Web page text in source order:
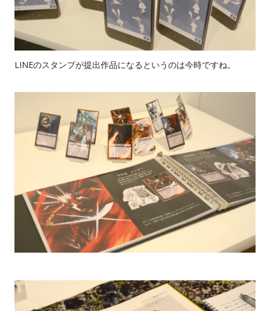
LINEのスタンプが提出作品になるというのは今時ですね。